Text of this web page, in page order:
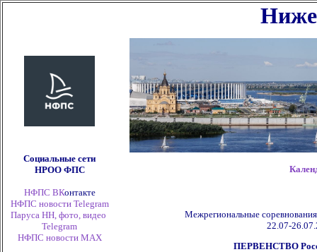
Социальные сети
НРОО ФПС
НФПС ВКонтакте
НФПС новости Telegram
Паруса НН, фото, видео
Telegram
НФПС новости MAX
Межрегиональные
22.07-
ПЕРВЕНСТВО